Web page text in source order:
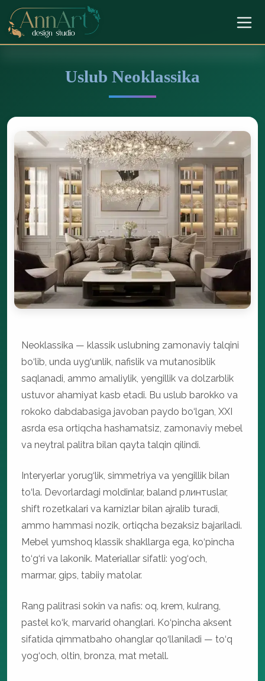
Uslub Neoklassika
Neoklassika — klassik uslubning zamonaviy talqini
bo‘lib, unda uyg‘unlik, nafislik va mutanosiblik
saqlanadi, ammo amaliylik, yengillik va dolzarblik
ustuvor ahamiyat kasb etadi. Bu uslub barokko va
rokoko dabdabasiga javoban paydo bo‘lgan, XXI
asrda esa ortiqcha hashamatsiz, zamonaviy mebel
va neytral palitra bilan qayta talqin qilindi.
Interyerlar yorug‘lik, simmetriya va yengillik bilan
to‘la. Devorlardagi moldinlar, baland pлинтuslar,
shift rozetkalari va karnizlar bilan ajralib turadi,
ammo hammasi nozik, ortiqcha bezaksiz bajariladi.
Mebel yumshoq klassik shakllarga ega, ko‘pincha
to‘g‘ri va lakonik. Materiallar sifatli: yog‘och,
marmar, gips, tabiiy matolar.
Rang palitrasi sokin va nafis: oq, krem, kulrang,
pastel ko‘k, marvarid ohanglari. Ko‘pincha aksent
sifatida qimmatbaho ohanglar qo‘llaniladi — to‘q
yog‘och, oltin, bronza, mat metall.